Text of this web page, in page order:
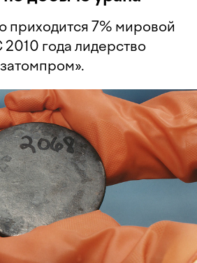
приходится 7% мировой
года лидерство